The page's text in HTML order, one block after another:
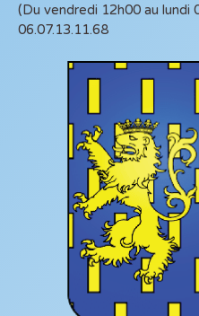
(Du vendredi 12h00 au lundi
06.07.13.11.68